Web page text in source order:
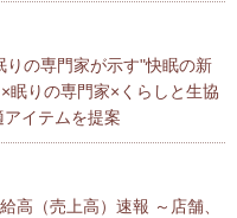
の専門家が示す"快眠の新
眠りの専門家×くらしと生協
イテムを提案
高（売上高）速報 ～店舗、